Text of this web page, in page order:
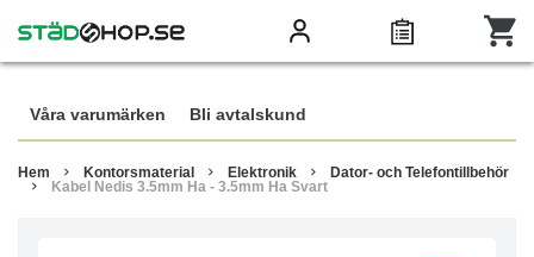
Våra varumärken Bli avtalskund
Hem Kontorsmaterial Elektronik
Dator- och Telefontillbehör
Kabel Nedis 3.5mm Ha - 3.5mm Ha Svart